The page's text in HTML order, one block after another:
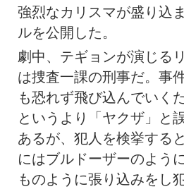
強烈なカリスマが盛り込
ルを公開した。
劇中、テギョンが演じる
は捜査一課の刑事だ。事
も恐れず飛び込んでいく
というより「ヤクザ」と
あるが、犯人を検挙する
にはブルドーザーのよう
ものように張り込みをし